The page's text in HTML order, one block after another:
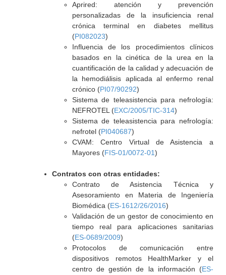
Aprired: atención y prevención
personalizadas de la insuficiencia renal
crónica terminal en diabetes mellitus
(PI082023)
Influencia de los procedimientos clínicos
basados en la cinética de la urea en la
cuantificación de la calidad y adecuación de
la hemodiálisis aplicada al enfermo renal
crónico (PI07/90292)
Sistema de teleasistencia para nefrología:
NEFROTEL (EXC/2005/TIC-314)
Sistema de teleasistencia para nefrología:
nefrotel (PI040687)
CVAM: Centro Virtual de Asistencia a
Mayores (FIS-01/0072-01)
Contratos con otras entidades:
Contrato de Asistencia Técnica y
Asesoramiento en Materia de Ingeniería
Biomédica (ES-1612/26/2016)
Validación de un gestor de conocimiento en
tiempo real para aplicaciones sanitarias
(ES-0689/2009)
Protocolos de comunicación entre
dispositivos remotos HealthMarker y el
centro de gestión de la información (ES-